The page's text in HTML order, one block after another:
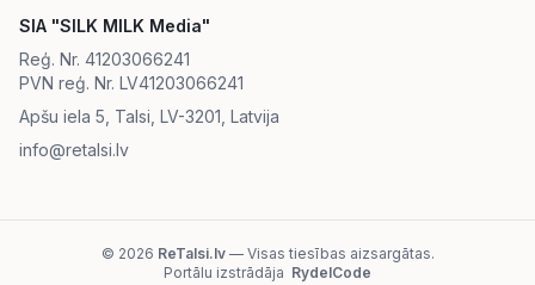
SIA "SILK MILK Media"
Reģ. Nr. 41203066241
PVN reģ. Nr. LV41203066241
Apšu iela 5, Talsi, LV-3201, Latvija
info@retalsi.lv
© 2026 ReTalsi.lv— Visas tiesības aizsargātas.
Portālu izstrādāja RydelCode